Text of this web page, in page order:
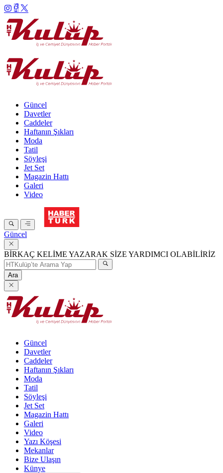
Güncel
Davetler
Caddeler
Haftanın Şıkları
Moda
Tatil
Söyleşi
Jet Set
Magazin Hattı
Galeri
Video
Güncel
BİRKAÇ KELİME YAZARAK SİZE YARDIMCI OLABİLİRİZ
Ara
Güncel
Davetler
Caddeler
Haftanın Şıkları
Moda
Tatil
Söyleşi
Jet Set
Magazin Hattı
Galeri
Video
Yazı Köşesi
Mekanlar
Bize Ulaşın
Künye